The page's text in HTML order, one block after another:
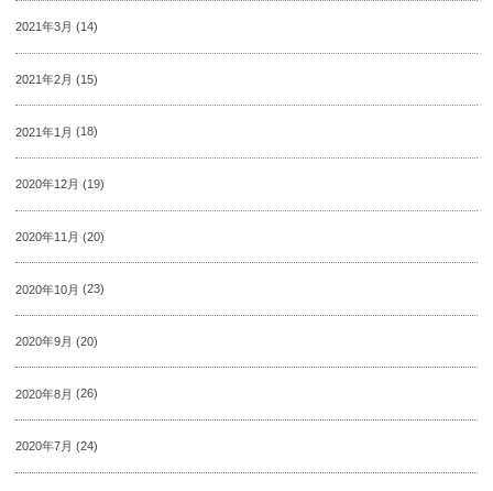
2021年3月 (14)
2021年2月 (15)
2021年1月 (18)
2020年12月 (19)
2020年11月 (20)
2020年10月 (23)
2020年9月 (20)
2020年8月 (26)
2020年7月 (24)